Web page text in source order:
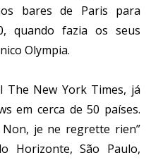
bares de Paris para
quando fazia os seus
Olympia.
New York Times, já
em cerca de 50 países.
Non, je ne regrette rien”
Horizonte, São Paulo,